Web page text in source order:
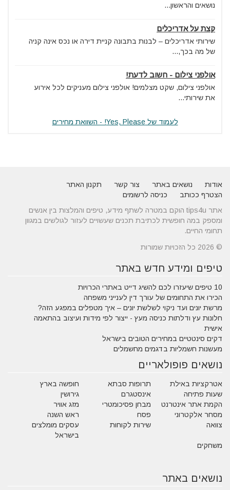
נושאים והראשון...
קצת על אדריכלים
שירותי אדריכלים – לבנות בתבונה קניית דירה או נכס אינה קניה
של מה בכך,...
אולפני צילום - חשוב לדעת!
אולפני צילום, שקט מצלמים! אולפני צילום מעניקים לכל אירוע
את שירותי...
לעמוד של Yes, Please! - השוואת מחירים
אודות נושאים באתר צור קשר
תקנון האתר
הצטרף ככותב
כניסה לרשומים
אתר tips4u הוקם במטרה לשתף מידע, טיפים והמלצות בין אנשים
ומספק במה חופשית לכתיבת תכנים שעשויים לעזור לגולשים במגוון
תחומי החיים.
© 2026 כל הזכויות שמורות
טיפים ומידע חדש באתר
10 טיפים שיעזרו לכם להשיג דייט באתרי הכרויות
הכירו את התחומים של עורך דין לענייני משפחה
מרשת יונים ועד ניקוי לשלשת יונים – איך מטפלים במפגע הזה?
חלונות עץ ודלתות כניסה מעץ - ייצור לפי מידות ועיצוב בהתאמה
אישית
דקים סינטטיים במחירים הטובים בישראל
מעשנות חשמליות בדגמים מחשמלים
נושאים פופולאריים
אטרקציות באילת תרופות סבתא
חופשה בארץ
שעות פתיחה
אינסטגרם
גירושין
הקמת אתר אינטרנט
מבחן פסיכומטרי
מזג אוויר
מסחר אלקטרוני
פסח
ראש השנה
צוואה
שירות לקוחות
עסקים מומלצים
בישראל
משחקים
נושאים באתר